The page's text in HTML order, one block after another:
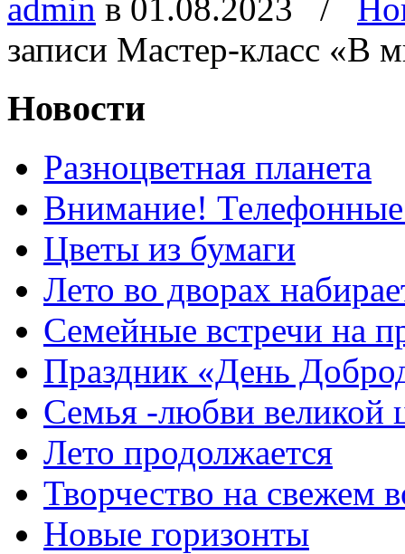
admin в 01.08.2023 /
записи Мастер-класс «В
Новости
Разноцветная планета
Внимание!
Цветы из бумаги
Лето во дворах
Семейные встречи на
Праздник «День
Семья -любви великой
Лето продолжается
Творчество на свежем
Новые горизонты